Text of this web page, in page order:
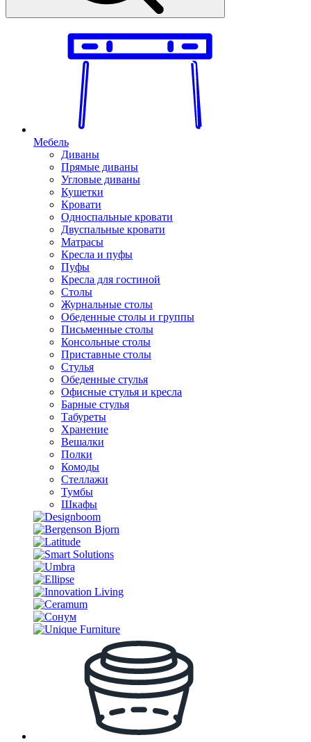
Мебель
Диваны
Прямые диваны
Угловые диваны
Кушетки
Кровати
Односпальные кровати
Двуспальные кровати
Матрасы
Кресла и пуфы
Пуфы
Кресла для гостиной
Столы
Журнальные столы
Обеденные столы и группы
Письменные столы
Консольные столы
Приставные столы
Стулья
Обеденные стулья
Офисные стулья и кресла
Барные стулья
Табуреты
Хранение
Вешалки
Полки
Комоды
Стеллажи
Тумбы
Шкафы